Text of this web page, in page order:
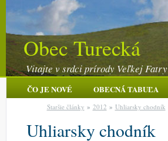
Obec Turecká
Vitajte v srdci prírody Veľkej Fatry
ČO JE NOVÉ OBECNÁ TABUĽA
Uhliarsky chodník
Staršie články » 2012 » Uhliarsky chodník